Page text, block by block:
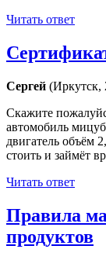
Читать ответ
Сергей (Иркутск,
Скажите
автомобиль
двигатель объём
стоить и займёт
Читать ответ
Правила
продуктов